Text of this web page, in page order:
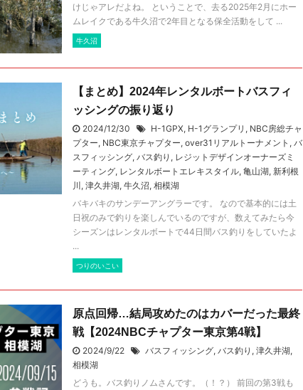
けじゃアレだよね。 ということで、去る2025年2月にホー
ムレイクである牛久沼で2年目となる保全活動をして ...
牛久沼
【まとめ】2024年レンタルボートバスフィ
ッシングの振り返り
2024/12/30 H-1GPX, H-1グランプリ , NBC房総チャ
プター, NBC東京チャプター, over31リアルトーナメント , バ
スフィッシング, バス釣り , レジットデザインオーナーズミ
ーティング, レンタルボートエレキスタイル, 亀山湖, 新利根
川, 津久井湖, 牛久沼, 相模湖
バキバキのサンデーアングラーです。 なので基本的には土
日祝のみで釣りを楽しんでいるのですが、数えてみたら今
シーズンはレンタルボートで44日間バス釣りをしていたよ
...
つりのいこい
原点回帰…結局攻めたのはカバーだった最終
戦【2024NBCチャプター東京第4戦】
2024/9/22 バスフィッシング, バス釣り , 津久井湖,
相模湖
どうも。バス釣りノムさんです。（！？） 前回の第3戦も